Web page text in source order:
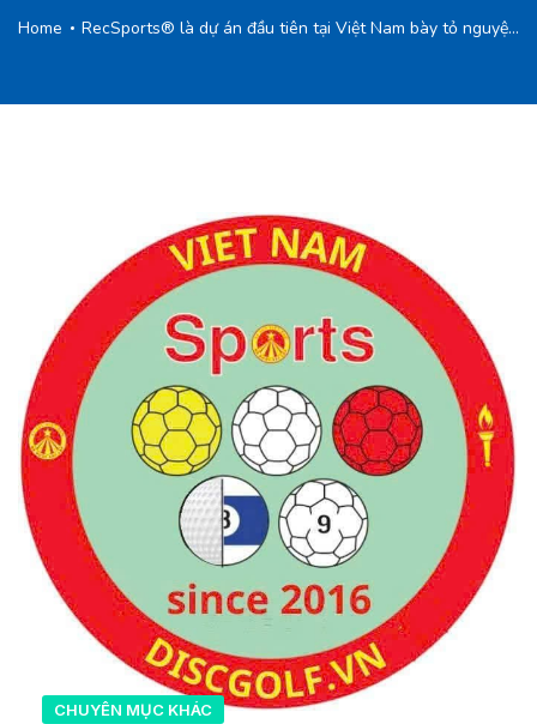
Home RecSports®️ là dự án đầu tiên tại Việt Nam bày tỏ nguyện vọng trở thành thành viên của Liên đoàn Thể thao Đĩa Thế giới (WFDF) vào năm 2025.
CHUYÊN MỤC KHÁC